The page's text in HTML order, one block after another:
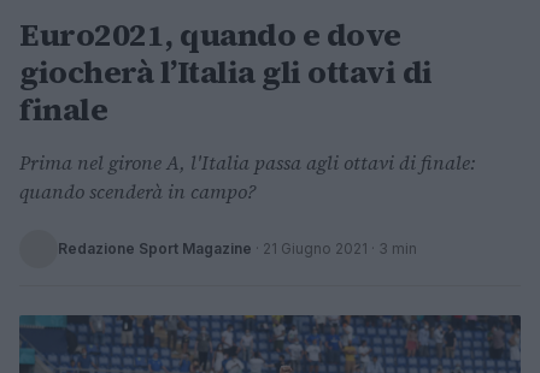
Euro2021, quando e dove
giocherà l’Italia gli ottavi di
finale
Prima nel girone A, l'Italia passa agli ottavi di finale:
quando scenderà in campo?
Redazione Sport Magazine · 21 Giugno 2021 · 3 min